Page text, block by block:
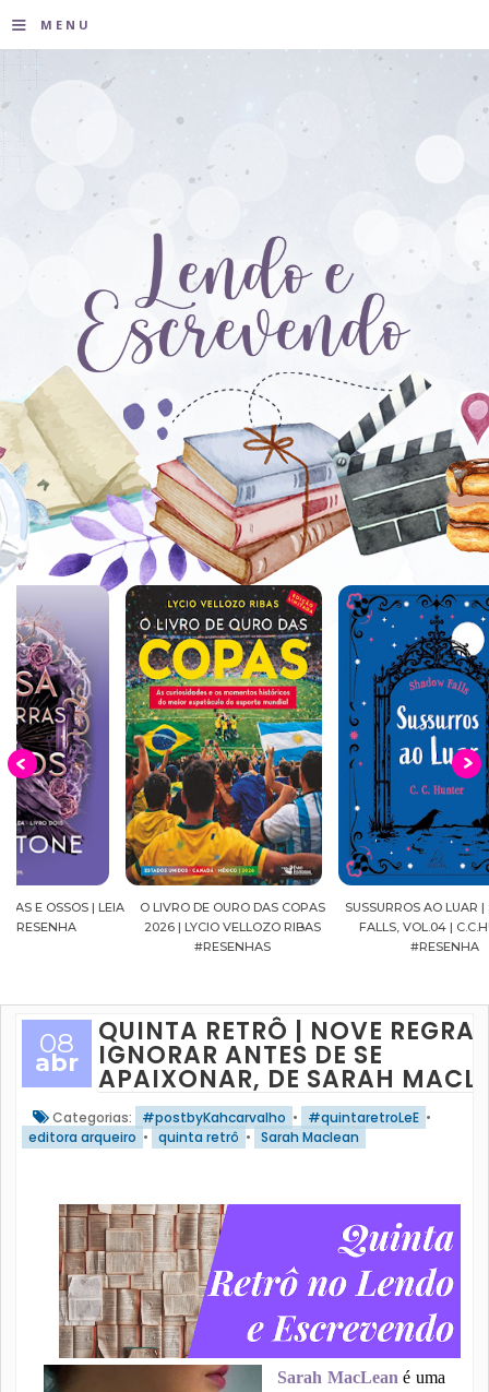
≡ MENU
O LIVRO DE OURO DAS COPAS
2026 | LYCIO VELLOZO RIBAS
SUSSURROS AO LUAR | SHADOW
FALLS, VOL.04 | C.C.HUNTER
08
abr
QUINTA RETRÔ | NOVE
IGNORAR ANTES DE SE
APAIXONAR, DE SARAH
Categorias: #postbyKahcarvalho • #quintaretroLeE •
editora arqueiro • quinta retrô • Sarah Maclean
Sarah MacLean é uma